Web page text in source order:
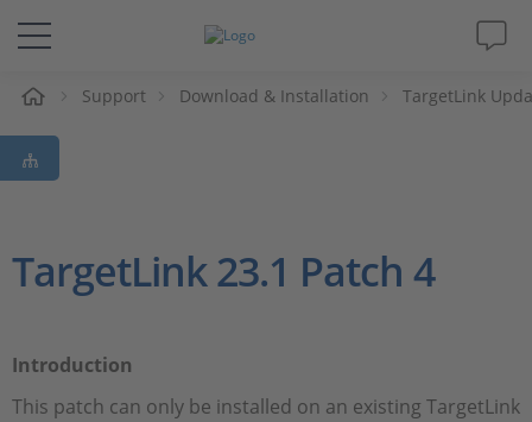
Lösungen & Produkte
Support
Unternehmen
Support Download & Installation TargetLink
TargetLink 23.1 Patch 4
Introduction
This patch can only be installed on an existing TargetLink